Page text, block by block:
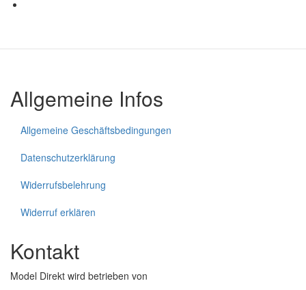
Allgemeine Infos
Allgemeine Geschäftsbedingungen
Datenschutzerklärung
Widerrufsbelehrung
Widerruf erklären
Kontakt
Model Direkt wird betrieben von